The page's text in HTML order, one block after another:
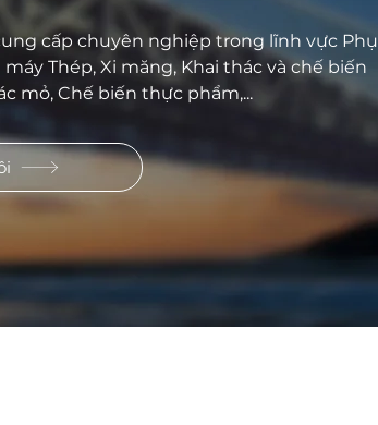
cấp chuyên nghiệp trong lĩnh vực Phụ
Thép, Xi măng, Khai thác và chế biến
mỏ, Chế biến thực phẩm,...